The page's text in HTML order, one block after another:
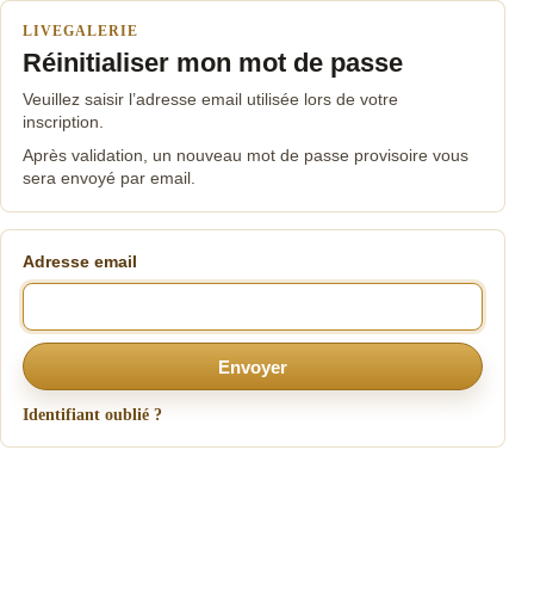
LIVEGALERIE
Réinitialiser mon mot de passe
Veuillez saisir l’adresse email utilisée lors de votre
inscription.
Après validation, un nouveau mot de passe provisoire vous
sera envoyé par email.
Adresse email
Envoyer
Identifiant oublié ?